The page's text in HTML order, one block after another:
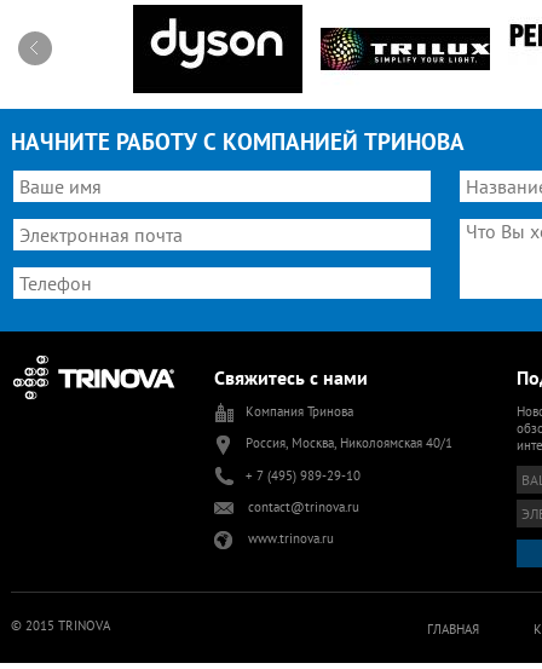
НАЧНИТЕ РАБОТУ С КОМПАНИЕЙ ТРИНОВА
Свяжитесь с нами
Компания Тринова
Россия, Москва, Николоямская 40/1
+ 7 (495) 989-29-10
contact@trinova.ru
www.trinova.ru
ГЛАВНАЯ
© 2015 TRINOVA